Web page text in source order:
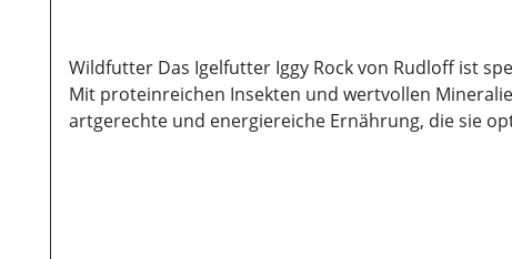
Wildfutter Das Igelfutter Iggy Rock von Rudloff ist
Mit proteinreichen Insekten und wertvollen Mineralien unterstützt
artgerechte und energiereiche Ernährung, die sie